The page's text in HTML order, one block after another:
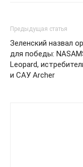
Предыдущая статья
Зеленский назвал
для победы:
Leopard,
и САУ Archer